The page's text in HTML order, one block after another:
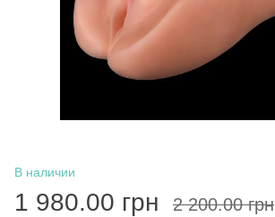
В наличии
1 980.00 грн 2 200.00 грн